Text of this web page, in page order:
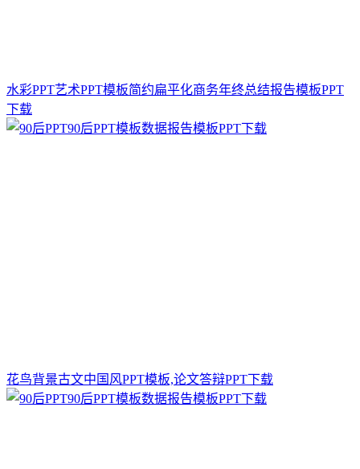
水彩PPT艺术PPT模板简约扁平化商务年终总结报告模板PPT
下载
花鸟背景古文中国风PPT模板,论文答辩PPT下载